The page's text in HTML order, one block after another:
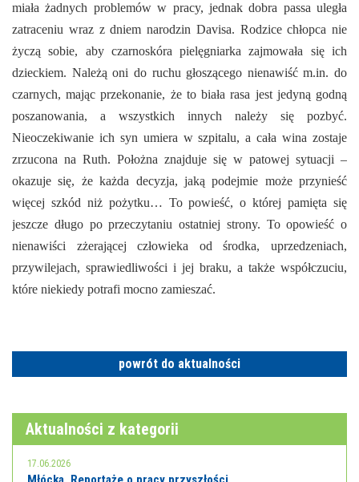
miała żadnych problemów w pracy, jednak dobra passa uległa
zatraceniu wraz z dniem narodzin Davisa. Rodzice chłopca nie
życzą sobie, aby czarnoskóra pielęgniarka zajmowała się ich
dzieckiem. Należą oni do ruchu głoszącego nienawiść m.in. do
czarnych, mając przekonanie, że to biała rasa jest jedyną godną
poszanowania, a wszystkich innych należy się pozbyć.
Nieoczekiwanie ich syn umiera w szpitalu, a cała wina zostaje
zrzucona na Ruth. Położna znajduje się w patowej sytuacji –
okazuje się, że każda decyzja, jaką podejmie może przynieść
więcej szkód niż pożytku… To powieść, o której pamięta się
jeszcze długo po przeczytaniu ostatniej strony. To opowieść o
nienawiści zżerającej człowieka od środka, uprzedzeniach,
przywilejach, sprawiedliwości i jej braku, a także współczuciu,
które niekiedy potrafi mocno zamieszać.
powrót do aktualności
Aktualności z kategorii
17.06.2026